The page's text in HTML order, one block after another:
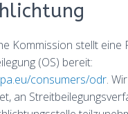
Kommission stellt eine
(OS) bereit:
consumers/odr.
an